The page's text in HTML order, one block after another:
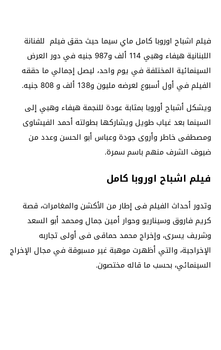
فيلم اشباح اوروبا كامل ماي سيما حيث حقق فيلم للفنانة
اللبنانية هيفاء وهبي 114 ألف و987 جنيه في دور العرض
السينمائية المختلفة في يوم واحد، ليصل إجمالي ما حققه
الفيلم في أول أسبوع لعرضه مليون و138 ألف و 808 جنيه.
ويشكل أشباح أوروبا بمثابة عودة للنجمة هيفاء وهبي إلى
السينما بعد غياب طويل ويشاركها بطولته أحمد الفيشاوى
ومصطفى خاطر وأروى جودة وعباس أبو الحسن وعدد من
ضيوف الشرف منهم باسم سمرة.
فيلم اشباح اوروبا كامل
وتدور أحداث الفيلم فى إطار من الأكشن والمغامرات، قصة
كريم فاروق وسيناريو وحوار أمين جمال ومحمد أبو السعد
وشريف يسرى، وإخراج محمد حماقى فى أولى تجاربه
الإخراجية، والتي أظهرت موهبة غير مسبوقة في مجال الإخراج
السينمائي، بحسب ما قاله مختصون.